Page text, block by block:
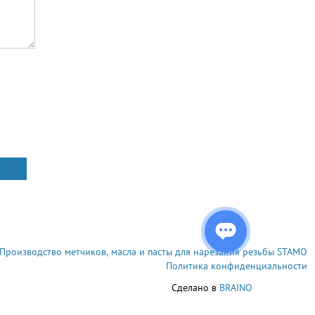
Производство метчиков, масла и пасты для нарезания резьбы STAMO
Политика конфиденциальности
Сделано в BRAINO